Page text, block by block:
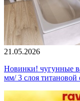
21.05.2026
Новинки! чугунные
мм/ 3 слоя титановой